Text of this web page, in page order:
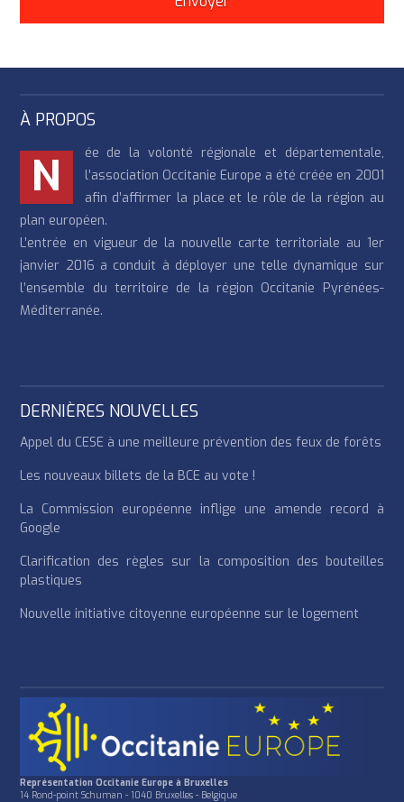
À PROPOS
N
ée de la volonté régionale et départementale,
l’association Occitanie Europe a été créée en 2001
afin d’affirmer la place et le rôle de la région au
plan européen.
L’entrée en vigueur de la nouvelle carte territoriale au 1er
janvier 2016 a conduit à déployer une telle dynamique sur
l’ensemble du territoire de la région Occitanie Pyrénées-
Méditerranée.
DERNIÈRES NOUVELLES
Appel du CESE à une meilleure prévention des feux de forêts
Les nouveaux billets de la BCE au vote !
La Commission européenne inflige une amende record à
Google
Clarification des règles sur la composition des bouteilles
plastiques
Nouvelle initiative citoyenne européenne sur le logement
Représentation Occitanie Europe à Bruxelles
14 Rond-point Schuman - 1040 Bruxelles - Belgique